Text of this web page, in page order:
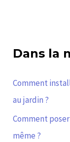
Dans la
Comment
au jardin ?
Comment
même ?